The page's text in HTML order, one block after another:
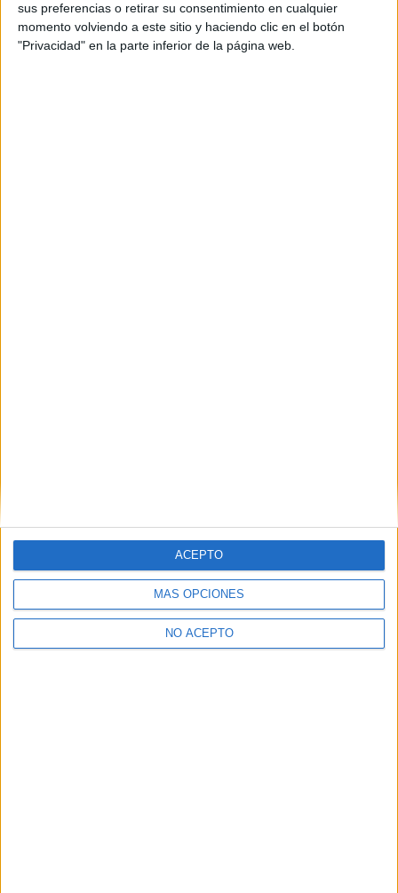
sus preferencias o retirar su consentimiento en cualquier
momento volviendo a este sitio y haciendo clic en el botón
"Privacidad" en la parte inferior de la página web.
MÁS OPCIONES
NO ACEPTO
ACEPTO
Aceptolos Términos y Condicionesde uso*
Y como regalo de agradecimiento, por registrarte te daremos
gratis una copia de nuestro ebook con 100 consejos para tu
primer año de universidad